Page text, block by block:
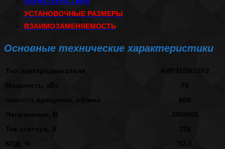
УСТАНОВОЧНЫЕ РАЗМЕРЫ
ВЗАИМОЗАМЕНЯЕМОСТЬ
Основные технические характеристики
Тип электродвигателя
АИР315М10У2
Мощность, кВт
Частота вращения, об/мин
600
Ток статора, А
КПД, %